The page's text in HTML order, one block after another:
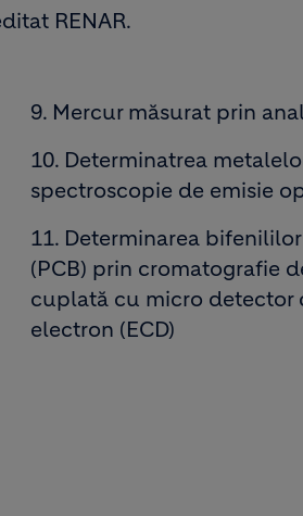
RENAR.
9. Mercur măsurat prin
10. Determinatrea
spectroscopie de emisie
11. Determinarea
(PCB) prin cromatografie
cuplată cu micro detector
electron (ECD)